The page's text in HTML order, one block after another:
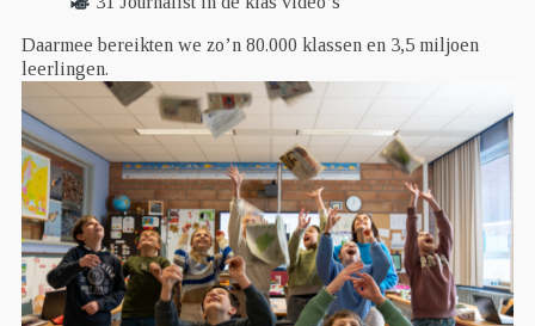
Daarmee bereikten we zo’n 80.000 klassen en 3,5 miljoen
leerlingen.